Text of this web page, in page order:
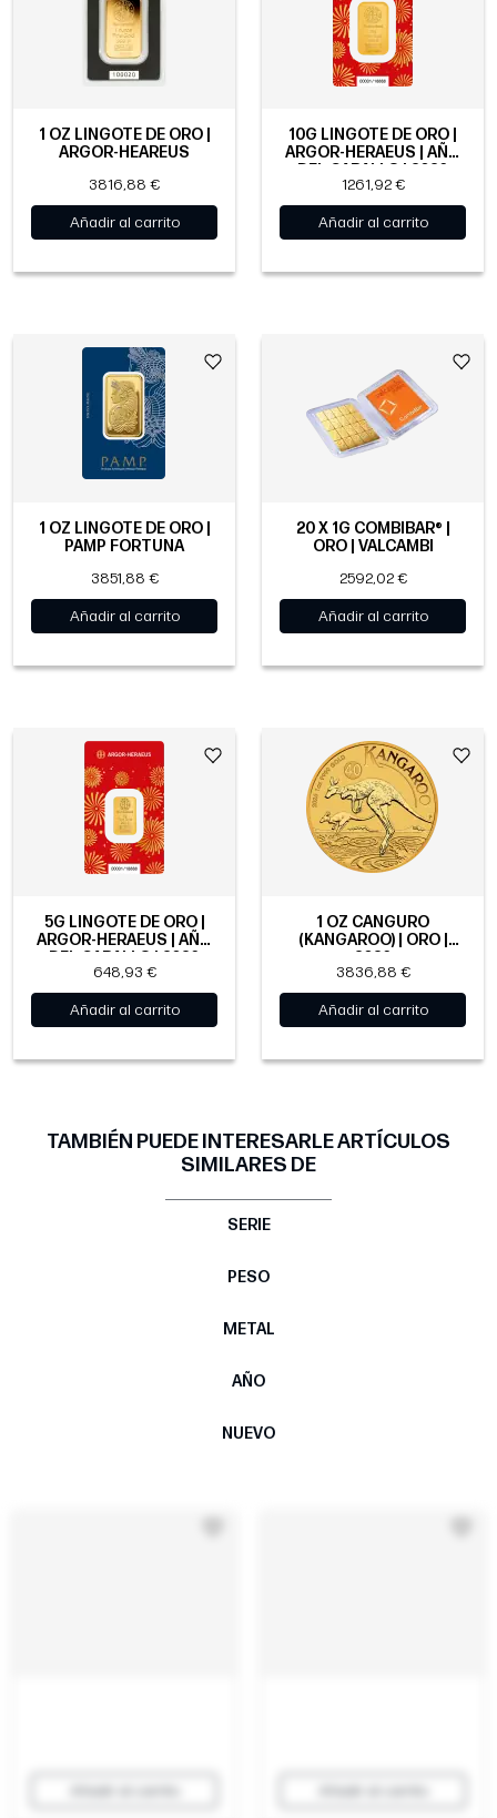
1 OZ LINGOTE DE ORO |
ARGOR-HEAREUS
3816,88 €
Añadir al carrito
10G LINGOTE DE ORO |
ARGOR-HERAEUS | AÑO
1261,92 €
Añadir al carrito
1 OZ LINGOTE DE ORO |
PAMP FORTUNA
3851,88 €
Añadir al carrito
20 X 1G COMBIBAR® |
ORO | VALCAMBI
2592,02 €
Añadir al carrito
5G LINGOTE DE ORO |
ARGOR-HERAEUS | AÑO
DEL CABALLO | 2026
648,93 €
Añadir al carrito
1 OZ CANGURO
(KANGAROO) | ORO |
2026
3836,88 €
Añadir al carrito
TAMBIÉN PUEDE INTERESARLE ARTÍCULOS
SIMILARES DE
SERIE
PESO
METAL
AÑO
NUEVO